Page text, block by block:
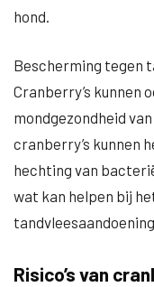
hond.
Bescherming tegen
Cranberry’s kunnen
mondgezondheid
cranberry’s kunnen
hechting van
wat kan helpen bij
Risico’s van